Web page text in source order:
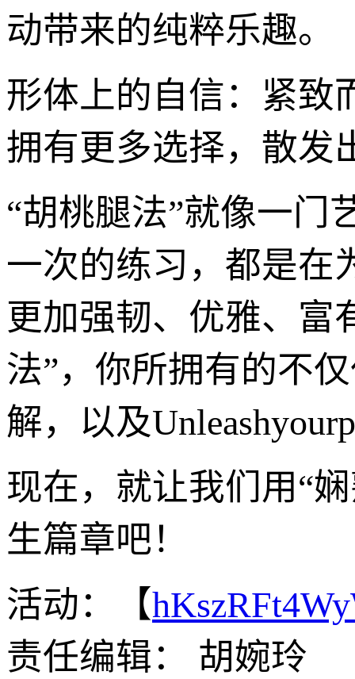
动带来的纯粹乐趣。
形体上的自信：紧致
拥有更多选择，散发
“胡桃腿法”就像一门
一次的练习，都是在
更加强韧、优雅、富
法”，你所拥有的不
解，以及
现在，就让我们用“
生篇章吧！
活动：【
责任编辑： 胡婉玲